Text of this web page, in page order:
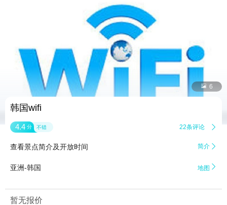
 6
韩国wifi
4.4 分 不错 22条评论 
查看景点简介及开放时间 简介 
亚洲-韩国 地图 
暂无报价